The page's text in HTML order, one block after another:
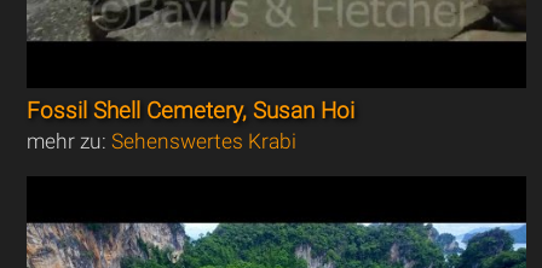
Fossil Shell Cemetery, Susan Hoi
mehr zu:Sehenswertes Krabi